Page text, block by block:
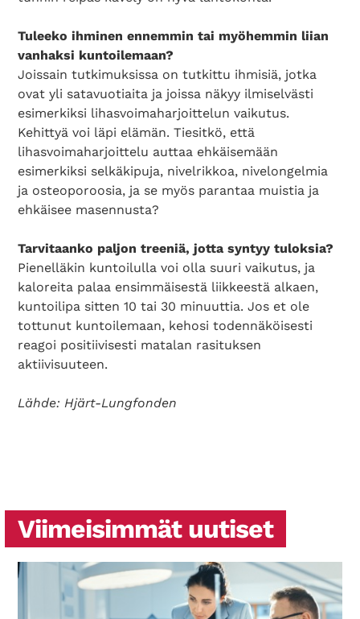
Tuleeko ihminen ennemmin tai myöhemmin liian
vanhaksi kuntoilemaan?
Joissain tutkimuksissa on tutkittu ihmisiä, jotka
ovat yli satavuotiaita ja joissa näkyy ilmiselvästi
esimerkiksi lihasvoimaharjoittelun vaikutus.
Kehittyä voi läpi elämän. Tiesitkö, että
lihasvoimaharjoittelu auttaa ehkäisemään
esimerkiksi selkäkipuja, nivelrikkoa, nivelongelmia
ja osteoporoosia, ja se myös parantaa muistia ja
ehkäisee masennusta?
Tarvitaanko paljon treeniä, jotta syntyy tuloksia?
Pienelläkin kuntoilulla voi olla suuri vaikutus, ja
kaloreita palaa ensimmäisestä liikkeestä alkaen,
kuntoilipa sitten 10 tai 30 minuuttia. Jos et ole
tottunut kuntoilemaan, kehosi todennäköisesti
reagoi positiivisesti matalan rasituksen
aktiivisuuteen.
Lähde: Hjärt-Lungfonden
Viimeisimmät uutiset